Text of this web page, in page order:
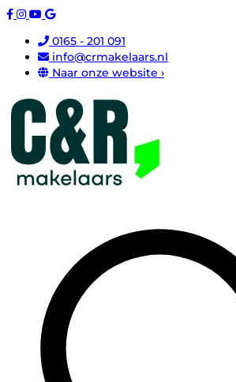
0165 - 201 091
info@crmakelaars.nl
Naar onze website ›